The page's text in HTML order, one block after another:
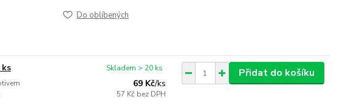
Do oblíbených
69 Kč/ks
57 Kč bez DPH
Skladem > 20 ks Přidat do košíku